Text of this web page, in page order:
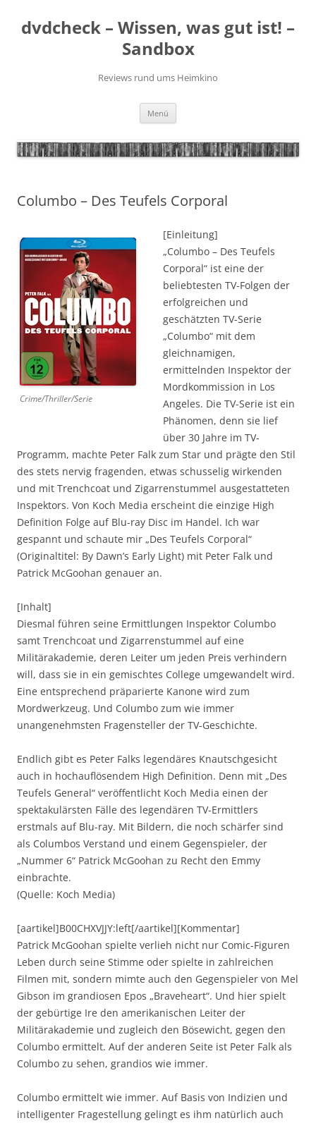
springen
dvdcheck – Wissen, was gut ist! –
Sandbox
Reviews rund ums Heimkino
Menü
Columbo – Des Teufels Corporal
Crime/Thriller/Serie
[Einleitung]
„Columbo – Des Teufels
Corporal“ ist eine der
beliebtesten TV-Folgen der
erfolgreichen und
geschätzten TV-Serie
„Columbo“ mit dem
gleichnamigen,
ermittelnden Inspektor der
Mordkommission in Los
Angeles. Die TV-Serie ist ein
Phänomen, denn sie lief
über 30 Jahre im TV-
Programm, machte Peter Falk zum Star und prägte den Stil
des stets nervig fragenden, etwas schusselig wirkenden
und mit Trenchcoat und Zigarrenstummel ausgestatteten
Inspektors. Von Koch Media erscheint die einzige High
Definition Folge auf Blu-ray Disc im Handel. Ich war
gespannt und schaute mir „Des Teufels Corporal“
(Originaltitel: By Dawn’s Early Light) mit Peter Falk und
Patrick McGoohan genauer an.
[Inhalt]
Diesmal führen seine Ermittlungen Inspektor Columbo
samt Trenchcoat und Zigarrenstummel auf eine
Militärakademie, deren Leiter um jeden Preis verhindern
will, dass sie in ein gemischtes College umgewandelt wird.
Eine entsprechend präparierte Kanone wird zum
Mordwerkzeug. Und Columbo zum wie immer
unangenehmsten Fragensteller der TV-Geschichte.
Endlich gibt es Peter Falks legendäres Knautschgesicht
auch in hochauflösendem High Definition. Denn mit „Des
Teufels General“ veröffentlicht Koch Media einen der
spektakulärsten Fälle des legendären TV-Ermittlers
erstmals auf Blu-ray. Mit Bildern, die noch schärfer sind
als Columbos Verstand und einem Gegenspieler, der
„Nummer 6“ Patrick McGoohan zu Recht den Emmy
einbrachte.
(Quelle: Koch Media)
[aartikel]B00CHXVJJY:left[/aartikel][Kommentar]
Patrick McGoohan spielte verlieh nicht nur Comic-Figuren
Leben durch seine Stimme oder spielte in zahlreichen
Filmen mit, sondern mimte auch den Gegenspieler von Mel
Gibson im grandiosen Epos „Braveheart“. Und hier spielt
der gebürtige Ire den amerikanischen Leiter der
Militärakademie und zugleich den Bösewicht, gegen den
Columbo ermittelt. Auf der anderen Seite ist Peter Falk als
Columbo zu sehen, grandios wie immer.
Columbo ermittelt wie immer. Auf Basis von Indizien und
intelligenter Fragestellung gelingt es ihm natürlich auch